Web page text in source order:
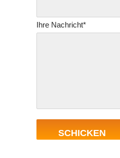
Ihre Nachricht*